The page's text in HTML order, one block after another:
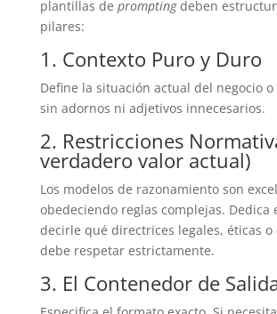
plantillas de promptingdeben
pilares:
1. Contexto Puro y Duro
Define la situación actual del negocio
sin adornos ni adjetivos innecesarios.
2. Restricciones
verdadero valor actual)
Los modelos de razonamiento son
obedeciendo reglas complejas. Dedica
decirle qué directrices legales, éticas o
debe respetar estrictamente.
3. El Contenedor de